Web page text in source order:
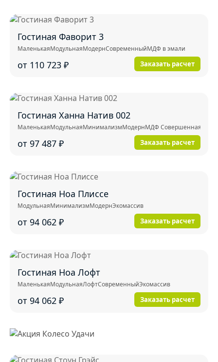
Гостиная Фаворит 3
МаленькаяМодульнаяМодернСовременныйМДФ в эмали
от 110 723 ₽ Заказать расчет
Гостиная Ханна Натив 002
МаленькаяМодульнаяМинимализмМодернМДФ Совершенная
от 97 487 ₽ Заказать расчет
Гостиная Ноа Плиссе
МодульнаяМинимализмМодернЭкомассив
от 94 062 ₽ Заказать расчет
Гостиная Ноа Лофт
МаленькаяМодульнаяЛофтСовременныйЭкомассив
от 94 062 ₽ Заказать расчет